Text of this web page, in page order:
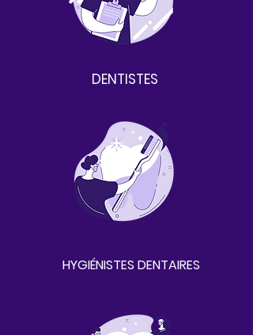
DENTISTES
HYGIÉNISTES DENTAIRES